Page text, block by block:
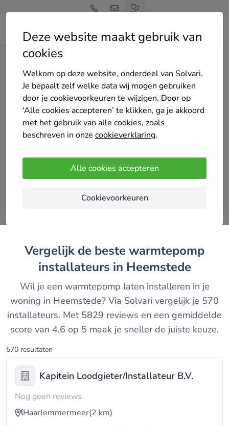
Deze website maakt gebruik van
cookies
Welkom op deze website, onderdeel van Solvari.
Je bepaalt zelf welke data wij mogen gebruiken
door je cookievoorkeuren te wijzigen. Door op
‘Alle cookies accepteren’ te klikken, ga je akkoord
met het gebruik van alle cookies, zoals
beschreven in onze cookieverklaring.
Alle cookies accepteren
Cookievoorkeuren
Home Warmtepomp
Gratis en vrijblijvend
Top 20 warmtepomp
installateurs in Heemstede
Vergelijk offertes
Vergelijk de beste warmtepomp
installateurs in Heemstede
Wil je een warmtepomp laten installeren in je
woning in Heemstede? Via Solvari vergelijk je 570
installateurs. Met 5829 reviews en een gemiddelde
score van 4.6 op 5 maak je sneller de juiste keuze.
570 resultaten
Kapitein Loodgieter/Installateur B.V.
Nog geen reviews
Haarlemmermeer(2 km)